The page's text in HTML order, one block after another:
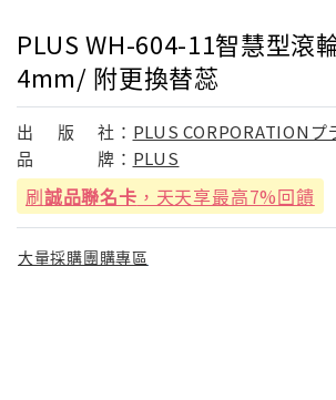
PLUS WH-604-11智慧型滾
4mm/ 附更換替蕊
出 版 社： PLUS CORPORATIONプ
品
牌： PLUS
刷誠品聯名卡 ，天天享最高7%回饋
大量採購團購專區